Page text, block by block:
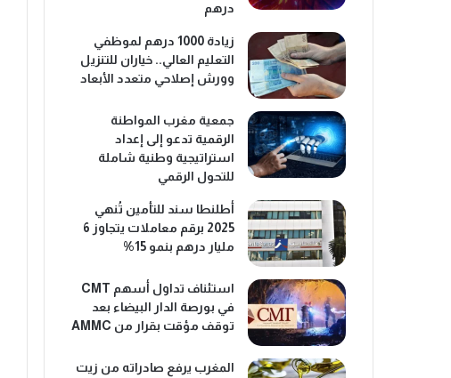
درهم
زيادة 1000 درهم لموظفي
التعليم العالي.. خياران للتنزيل
وورش إصلاحي متعدد الأبعاد
جمعية مغرب المواطنة
الرقمية تدعو إلى إعداد
استراتيجية وطنية شاملة
للتحول الرقمي
أطلنطا سند للتأمين تُنهي
2025 برقم معاملات يتجاوز 6
مليار درهم بنمو 15%
استئناف تداول أسهم CMT
في بورصة الدار البيضاء بعد
توقف مؤقت بقرار من AMMC
المغرب يرفع صادراته من زيت